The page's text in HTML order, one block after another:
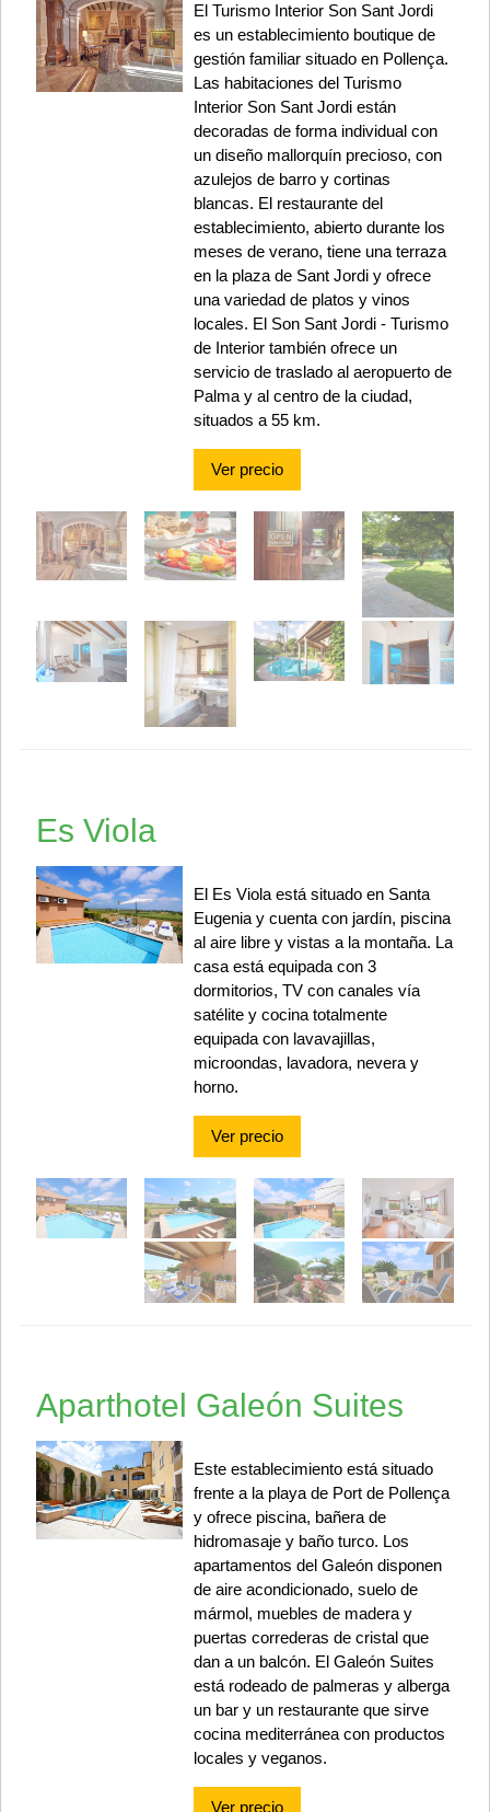
El Turismo Interior Son Sant Jordi
es un establecimiento boutique de
gestión familiar situado en Pollença.
Las habitaciones del Turismo
Interior Son Sant Jordi están
decoradas de forma individual con
un diseño mallorquín precioso, con
azulejos de barro y cortinas
blancas. El restaurante del
establecimiento, abierto durante los
meses de verano, tiene una terraza
en la plaza de Sant Jordi y ofrece
una variedad de platos y vinos
locales. El Son Sant Jordi - Turismo
de Interior también ofrece un
servicio de traslado al aeropuerto de
Palma y al centro de la ciudad,
situados a 55 km.
Ver precio
Es Viola
El Es Viola está situado en Santa
Eugenia y cuenta con jardín, piscina
al aire libre y vistas a la montaña. La
casa está equipada con 3
dormitorios, TV con canales vía
satélite y cocina totalmente
equipada con lavavajillas,
microondas, lavadora, nevera y
horno.
Ver precio
Aparthotel Galeón Suites
Este establecimiento está situado
frente a la playa de Port de Pollença
y ofrece piscina, bañera de
hidromasaje y baño turco. Los
apartamentos del Galeón disponen
de aire acondicionado, suelo de
mármol, muebles de madera y
puertas correderas de cristal que
dan a un balcón. El Galeón Suites
está rodeado de palmeras y alberga
un bar y un restaurante que sirve
cocina mediterránea con productos
locales y veganos.
Ver precio